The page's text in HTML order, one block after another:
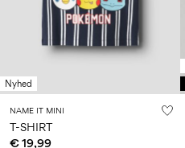
Nyhed
NAME IT MINI
T-SHIRT
€ 19,99